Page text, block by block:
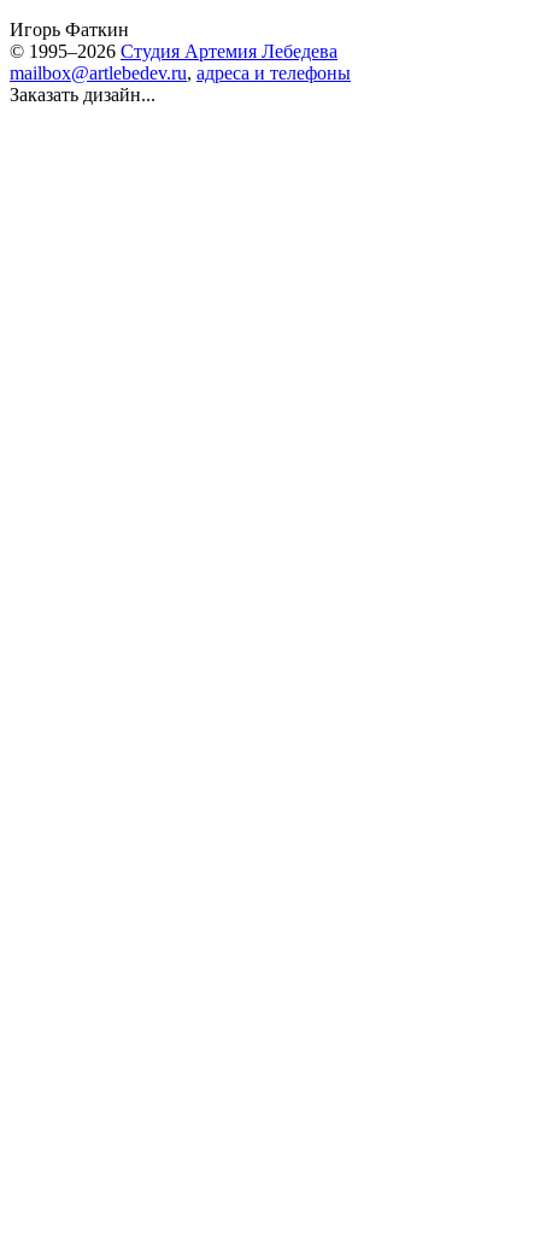
Игорь Фаткин
© 1995–2026 Студия Артемия Лебедева
mailbox@artlebedev.ru, адреса и телефоны
Заказать дизайн...